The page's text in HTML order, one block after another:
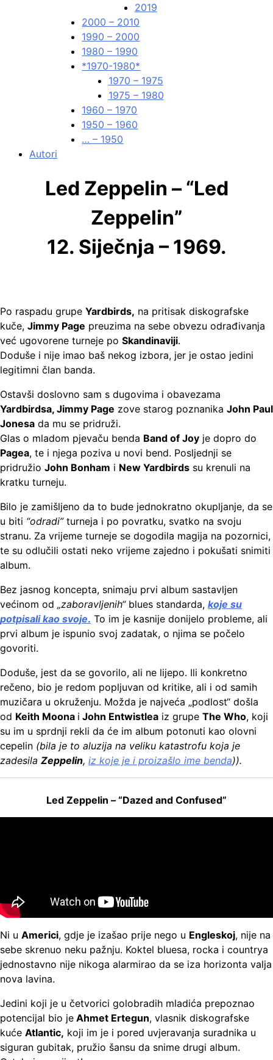
2019
2000 – 2010
1990 – 2000
1980 – 1990
*1970-1980*
1970 – 1975
1975 – 1980
1960 – 1970
1950 – 1960
… – 1950
Autori
Led Zeppelin – “Led
Zeppelin”
12. Siječnja – 1969.
Po raspadu grupe Yardbirds, na pritisak diskografske
kuče, Jimmy Page preuzima na sebe obvezu odrađivanja
već ugovorene turneje po Skandinaviji.
Doduše i nije imao baš nekog izbora, jer je ostao jedini
legitimni član banda.
Ostavši doslovno sam s dugovima i obavezama
Yardbirdsa, Jimmy Page zove starog poznanika John Paul
Jonesa da mu se pridruži.
Glas o mladom pjevaču benda Band of Joy je dopro do
Pagea, te i njega poziva u novi bend. Posljednji se
pridružio John Bonham i New Yardbirds su krenuli na
kratku turneju.
Bilo je zamišljeno da to bude jednokratno okupljanje, da se
u biti “odradi”turneja i po povratku, svatko na svoju
stranu. Za vrijeme turneje se dogodila magija na pozornici,
te su odlučili ostati neko vrijeme zajedno i pokušati snimiti
album.
Bez jasnog koncepta, snimaju prvi album sastavljen
većinom od „zaboravljenih“blues standarda, koje su
potpisali kao svoje. To im je kasnije donijelo probleme, ali
prvi album je ispunio svoj zadatak, o njima se počelo
govoriti.
Doduše, jest da se govorilo, ali ne lijepo. Ili konkretno
rečeno, bio je redom popljuvan od kritike, ali i od samih
muzičara u okruženju. Možda je najveća „podlost“ došla
od Keith Moona i John Entwistlea iz grupe The Who, koji
su im u sprdnji rekli da će im album potonuti kao olovni
cepelin (bila je to aluzija na veliku katastrofu koja je
zadesila Zeppelin, iz koje je i proizašlo ime benda)).
Led Zeppelin – “Dazed and Confused”
Ni u Americi, gdje je izašao prije nego u Engleskoj, nije na
sebe skrenuo neku pažnju. Koktel bluesa, rocka i countrya
jednostavno nije nikoga alarmirao da se iza horizonta valja
nova lavina.
Jedini koji je u četvorici golobradih mladića prepoznao
potencijal bio je Ahmet Ertegun, vlasnik diskografske
kuće Atlantic, koji im je i pored uvjeravanja suradnika u
siguran gubitak, pružio šansu da snime drugi album.